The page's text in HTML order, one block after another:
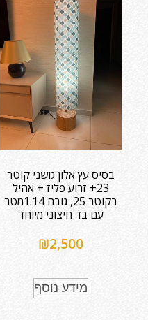
בסיס עץ אלון גושני קוטר
23+ זרוע פליז + אהיל
בקוטר 25, גובה 1.14מטר
עם בד חיצוני מיוחד
₪2,500
מידע נוסף